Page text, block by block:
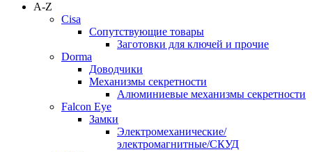
A-Z
Cisa
Сопутствующие товары
Заготовки для ключей и прочие
Dorma
Доводчики
Механизмы секретности
Алюминиевые механизмы секретности
Falcon Eye
Замки
Электромеханические/
электромагнитные/СКУД